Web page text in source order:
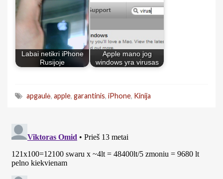
Labai netikri iPhone
Rusijoje
Apple mano jog
windows yra virusas
apgaulė, apple, garantinis, iPhone, Kinija